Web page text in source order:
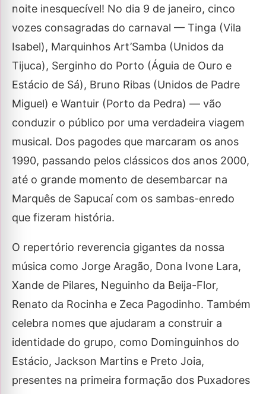
noite inesquecível! No dia 9 de janeiro, cinco
vozes consagradas do carnaval — Tinga (Vila
Isabel), Marquinhos Art’Samba (Unidos da
Tijuca), Serginho do Porto (Águia de Ouro e
Estácio de Sá), Bruno Ribas (Unidos de Padre
Miguel) e Wantuir (Porto da Pedra) — vão
conduzir o público por uma verdadeira viagem
musical. Dos pagodes que marcaram os anos
1990, passando pelos clássicos dos anos 2000,
até o grande momento de desembarcar na
Marquês de Sapucaí com os sambas-enredo
que fizeram história.
O repertório reverencia gigantes da nossa
música como Jorge Aragão, Dona Ivone Lara,
Xande de Pilares, Neguinho da Beija-Flor,
Renato da Rocinha e Zeca Pagodinho. Também
celebra nomes que ajudaram a construir a
identidade do grupo, como Dominguinhos do
Estácio, Jackson Martins e Preto Joia,
presentes na primeira formação dos Puxadores